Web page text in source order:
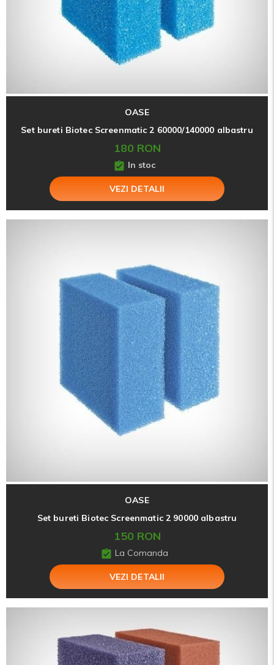
OASE
Set bureti Biotec Screenmatic 2 60000/140000 albastru
180 RON
In stoc
VEZI DETALII
OASE
Set bureti Biotec Screenmatic 2 90000 albastru
150 RON
La Comanda
VEZI DETALII